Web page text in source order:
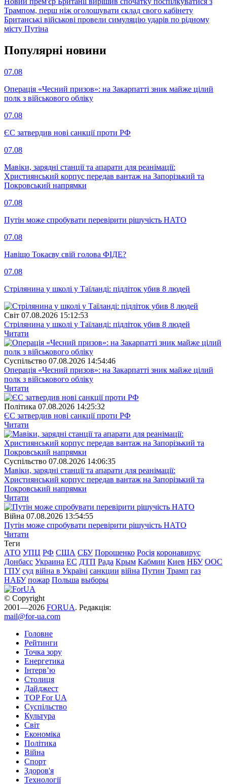
Трампом, перш ніж оголошувати склад свого кабінету
Британські військові провели симуляцію ударів по рідному
місту Путіна
Популярнi новини
07.08
Операція «Чесний призов»: на Закарпатті зник майже цілий
полк з військового обліку
07.08
ЄС затвердив нові санкції проти РФ
07.08
Мавіки, зарядні станції та апарати для реанімації:
Християнський корпус передав вантаж на Запорізький та
Покровський напрямки
07.08
Путін може спробувати перевірити рішучість НАТО
07.08
Навіщо Токаєву свій голова ФІДЕ?
07.08
Стрілянина у школі у Таїланді: підліток убив 8 людей
Свiт 07.08.2026 15:12:53
Стрілянина у школі у Таїланді: підліток убив 8 людей
Читати
Суспiльство 07.08.2026 14:54:46
Операція «Чесний призов»: на Закарпатті зник майже цілий
полк з військового обліку
Читати
Полiтика 07.08.2026 14:25:32
ЄС затвердив нові санкції проти РФ
Читати
Суспiльство 07.08.2026 14:06:35
Мавіки, зарядні станції та апарати для реанімації:
Християнський корпус передав вантаж на Запорізький та
Покровський напрямки
Читати
Війна 07.08.2026 13:54:55
Путін може спробувати перевірити рішучість НАТО
Читати
Теги
АТО УПЦ РФ США СБУ Порошенко Росія коронавирус
Донбасс Украина ЕС ДТП Рада Крым Кабмин Киев НБУ ООС
ГПУ суд війна в Україні санкции війна Путин Трамп газ
НАБУ пожар Польша выборы
© Copyright
2001—2026 FORUA. Редакція:
mail@for-ua.com
Головне
Рейтинги
Точка зору
Енергетика
Інтерв’ю
Столиця
Дайджест
TOP For UA
Суспiльство
Культура
Світ
Економіка
Політика
Війна
Спорт
Здоров'я
Технології